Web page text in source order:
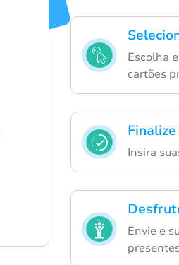
Escolha
cartões
Insira
Envie e